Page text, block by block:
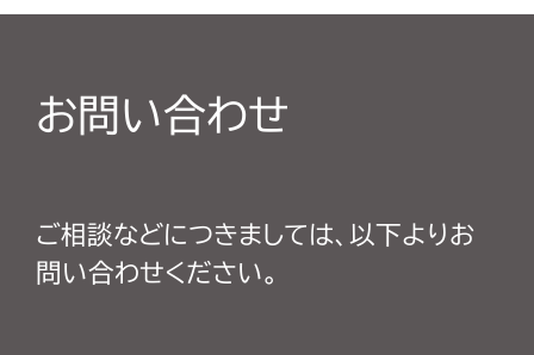
お問い合わせ
ご相談などにつきましては、以下よりお
問い合わせください。